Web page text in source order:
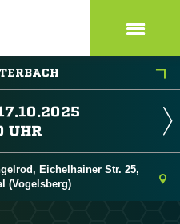

Eichelhainer Str. 25,
(Vogelsberg)